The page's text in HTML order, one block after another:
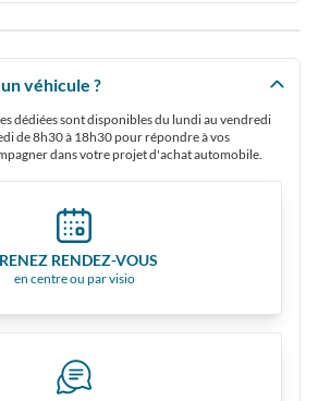
véhicule ?
dédiées sont disponibles du lundi au vendredi
de 8h30 à 18h30 pour répondre à vos
dans votre projet d'achat automobile.
RENDEZ-VOUS
en centre ou par visio